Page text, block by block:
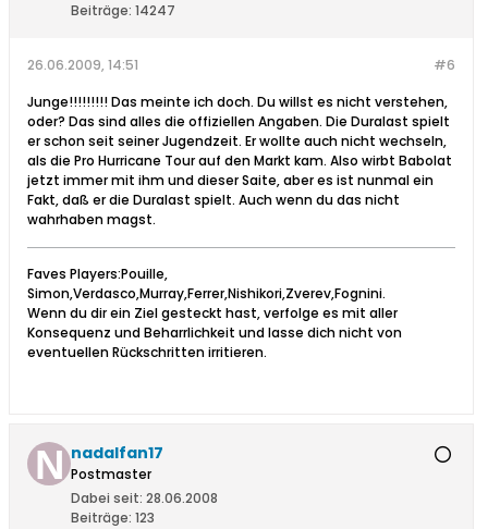
Beiträge: 14247
#6
26.06.2009, 14:51
Junge!!!!!!!!! Das meinte ich doch. Du willst es nicht verstehen,
oder? Das sind alles die offiziellen Angaben. Die Duralast spielt
er schon seit seiner Jugendzeit. Er wollte auch nicht wechseln,
als die Pro Hurricane Tour auf den Markt kam. Also wirbt Babolat
jetzt immer mit ihm und dieser Saite, aber es ist nunmal ein
Fakt, daß er die Duralast spielt. Auch wenn du das nicht
wahrhaben magst.
Faves Players:Pouille,
Simon,Verdasco,Murray,Ferrer,Nishikori,Zverev,Fognini.
Wenn du dir ein Ziel gesteckt hast, verfolge es mit aller
Konsequenz und Beharrlichkeit und lasse dich nicht von
eventuellen Rückschritten irritieren.
nadalfan17
Postmaster
Dabei seit: 28.06.2008
Beiträge: 123